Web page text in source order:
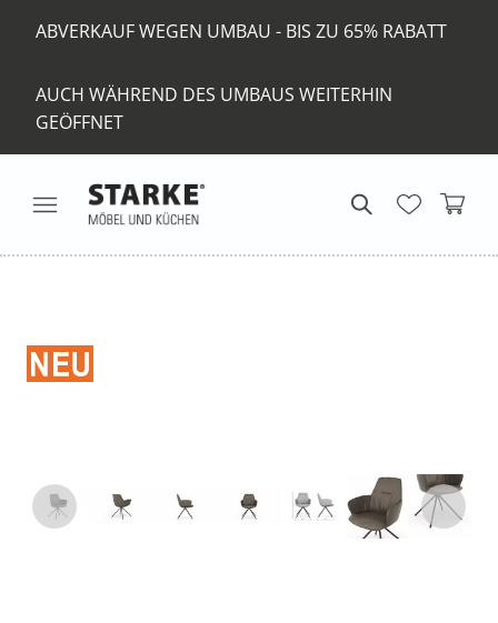
ABVERKAUF WEGEN UMBAU - BIS ZU 65% RABATT
AUCH WÄHREND DES UMBAUS WEITERHIN
GEÖFFNET